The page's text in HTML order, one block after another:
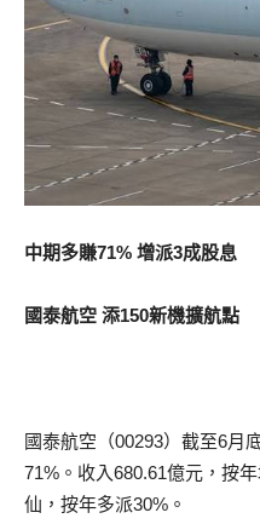
中期多賺71% 增派3成股息
國泰航空 添150新機擴航點
國泰航空（00293）截至6月
71%。收入680.61億元，按
仙，按年多派30%。